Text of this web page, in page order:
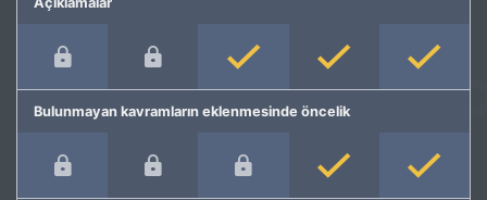
Bulunmayan kavramların eklenmesinde öncelik